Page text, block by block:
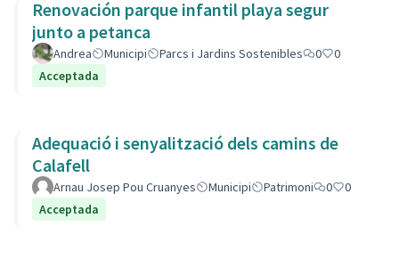
Renovación parque infantil playa segur
junto a petanca
Andrea Municipi Parcs i Jardins Sostenibles 0
0
Acceptada
Adequació i senyalització dels camins de
Calafell
Arnau Josep Pou Cruanyes Municipi Patrimoni 0
0
Acceptada